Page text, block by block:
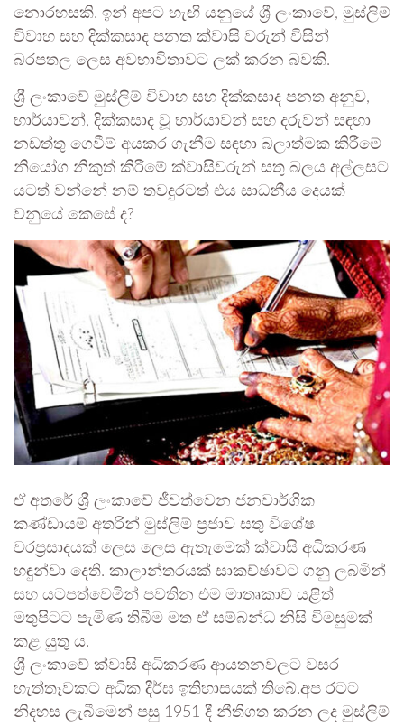
නොරහසකි. ඉන් අපට හැඟී යනුයේ ශ්‍රී ලංකාවේ, මුස්ලිම්
විවාහ සහ දික්කසාද පනත ක්වාසි වරුන් විසින්
බරපතල ලෙස අවභාවිතාවට ලක් කරන බවකි.
ශ්‍රී ලංකාවේ මුස්ලිම් විවාහ සහ දික්කසාද පනත අනුව,
භාර්යාවන්, දික්කසාද වූ භාර්යාවන් සහ දරුවන් සඳහා
නඩත්තු ගෙවීම් අයකර ගැනීම සඳහා බලාත්මක කිරීමේ
නියෝග නිකුත් කිරීමේ ක්වාසිවරුන් සතු බලය අල්ලසට
යටත් වන්නේ නම් තවදුරටත් එය සාධනීය දෙයක්
වනුයේ කෙසේ ද?
ඒ අතරේ ශ්‍රී ලංකාවේ ජීවත්වෙන ජනවාර්ගික
කණ්ඩායම් අතරින් මුස්ලිම් ප්‍රජාව සතු විශේෂ
වරප්‍රසාදයක් ලෙස ලෙස ඇතැමෙක් ක්වාසි අධිකරණ
හඳුන්වා දෙති. කාලාන්තරයක් සාකච්ඡාවට ගනු ලබමින්
සහ යටපත්වෙමින් පවතින එම මාතෘකාව යළිත්
මතුපිටට පැමිණ තිබීම මත ඒ සම්බන්ධ නිසි විමසුමක්
කළ යුතු ය.
ශ්‍රී ලංකාවේ ක්වාසි අධිකරණ ආයතනවලට වසර
හැත්තෑවකට අධික දීර්ඝ ඉතිහාසයක් තිබේ.අප රටට
නිදහස ලැබීමෙන් පසු 1951 දී නීතිගත කරන ලද මුස්ලිම්